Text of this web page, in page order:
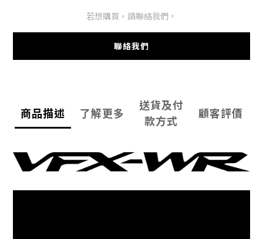
若想購買，請聯絡我們。
聯絡我們
商品描述 了解更多
送貨及付
款方式
顧客評價